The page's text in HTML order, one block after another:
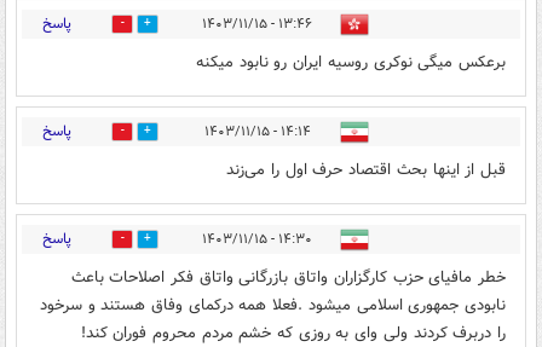
۱۳:۴۶ - ۱۴۰۳/۱۱/۱۵ 0 پاسخ
برعکس میگی نوکری روسیه ایران رو نابود میکنه
۱۴:۱۴ - ۱۴۰۳/۱۱/۱۵ 0 پاسخ
قبل از اینها بحث اقتصاد حرف اول را می‌زند
۱۴:۳۰ - ۱۴۰۳/۱۱/۱۵ 2 پاسخ
خطر مافیای حزب کارگزاران واتاق بازرگانی واتاق فکر اصلاحات باعث
نابودی جمهوری اسلامی میشود .فعلا همه درکمای وفاق هستند و سرخود
را دربرف کردند ولی وای به روزی که خشم مردم محروم فوران کند!